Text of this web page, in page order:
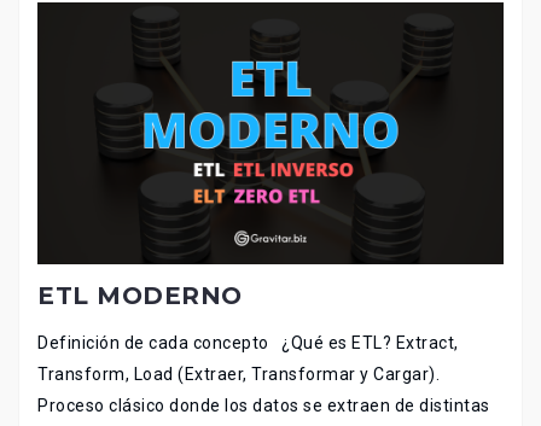
ETL MODERNO
Definición de cada concepto ¿Qué es ETL? Extract,
Transform, Load (Extraer, Transformar y Cargar).
Proceso clásico donde los datos se extraen de distintas